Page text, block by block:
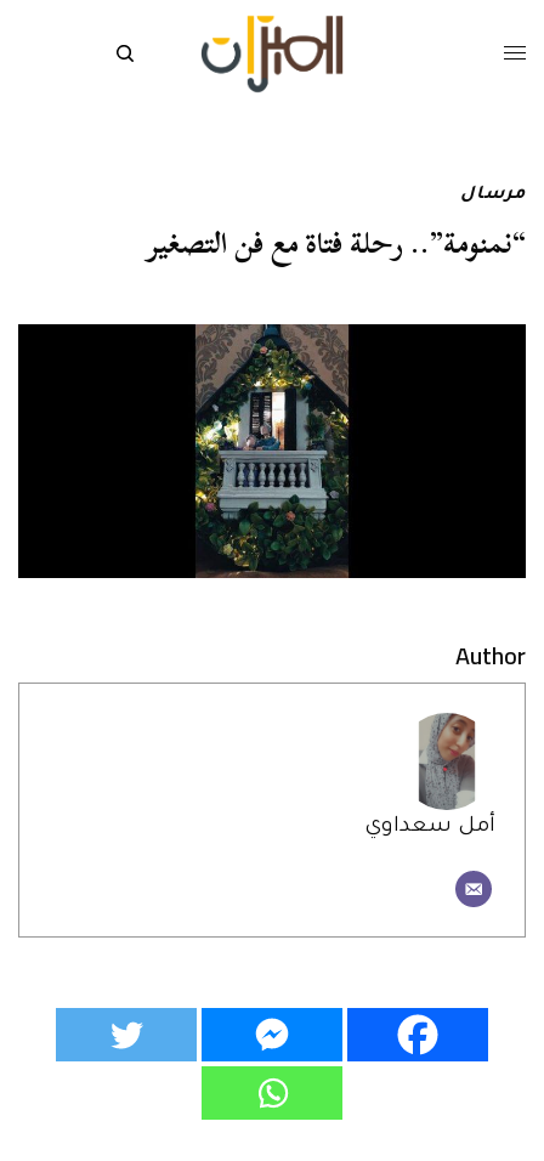
مرسال
“نمنومة”.. رحلة فتاة مع فن التصغير
Author
أمل سعداوي